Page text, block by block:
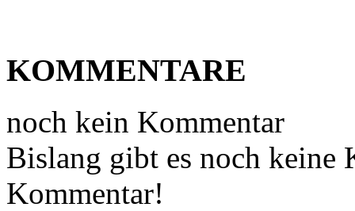
KOMMENTARE
noch kein Kommentar
Bislang gibt es noch keine
Kommentar!